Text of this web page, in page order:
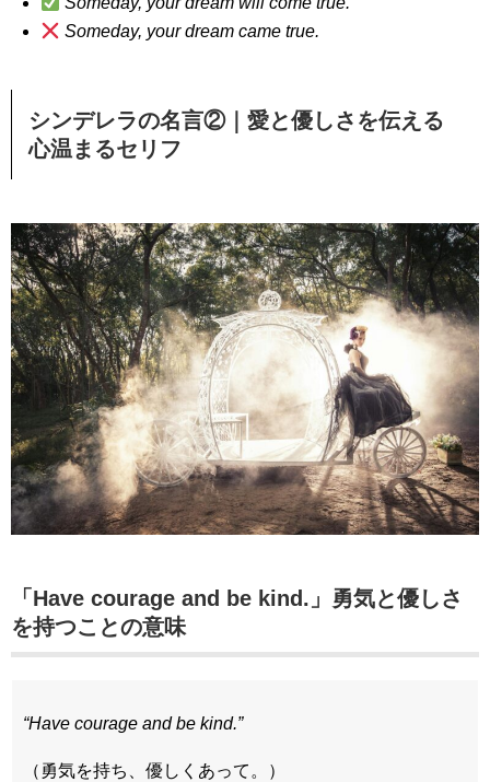
Someday, your dream came true.
シンデレラの名言②｜愛と優しさを伝える
心温まるセリフ
「Have courage and be kind.」勇気と優しさ
を持つことの意味
“Have courage and be kind.”
（勇気を持ち、優しくあって。）